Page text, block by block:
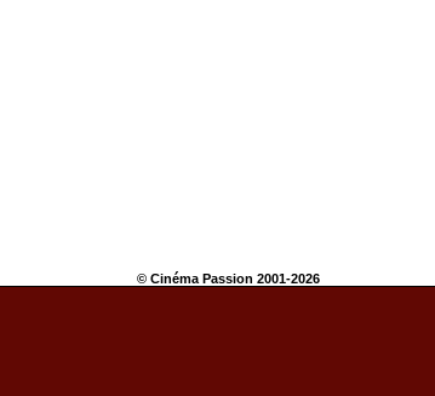
© Cinéma Passion 2001-2026